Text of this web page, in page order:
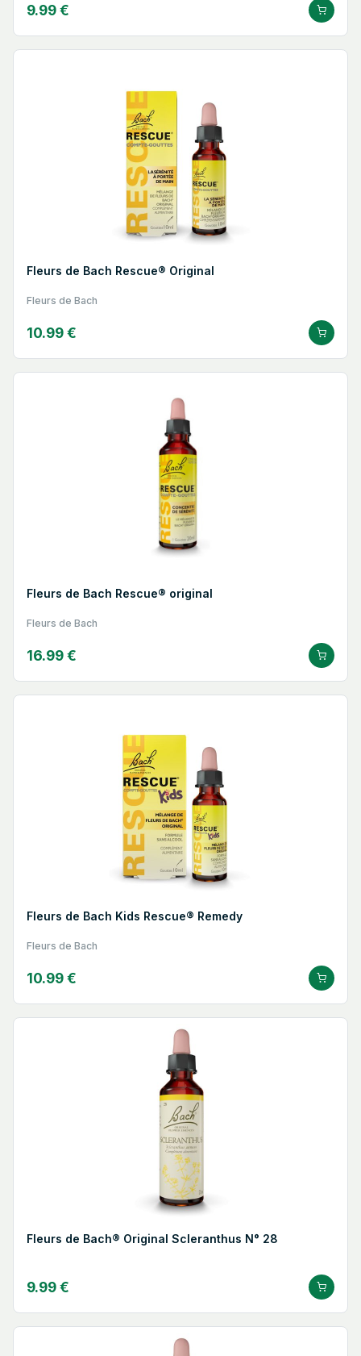
9.99 €
Fleurs de Bach Rescue® Original
Fleurs de Bach
10.99 €
Fleurs de Bach Rescue® original
Fleurs de Bach
16.99 €
Fleurs de Bach Kids Rescue® Remedy
Fleurs de Bach
10.99 €
Fleurs de Bach® Original Scleranthus N° 28
9.99 €